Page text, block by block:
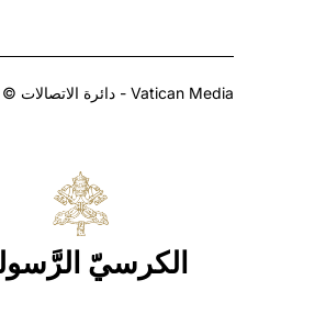
Copyright © دائرة الاتصالات - Vatican Media
الكرسيّ